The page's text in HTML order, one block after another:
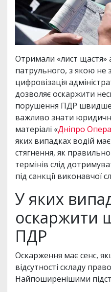
Отримали «лист щастя»
патрульного, з якою не
цифровізація
дозволяє оскаржити
порушення ПДР
важливо знати
матеріалі «Дніпро
яких випадках водій
стягнення, як
термінів слід
під санкції виконавчої
У яких
оскаржити
ПДР
Оскарження має сенс,
відсутності складу
Найпоширенішими